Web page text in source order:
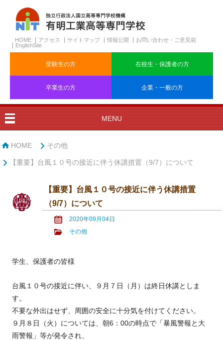
HOME アクセス サイトマップ 情報公開
お問い合わせ・ご意見箱
EnglishSite
受験生の方 在校生・保護者の方
卒業生の方 企業・一般の方
MENU
HOME その他
【重要】台風１０号の接近に伴う休講措置（9/7）について
【重要】台風１０号の接近に伴う休講措置
（9/7）について
2020年09月04日
その他
学生、保護者の皆様
台風１０号の接近に伴い、９月７日（月）は終日休講としま
す。
不要な外出はせず、周囲の安全に十分気を付けてください。
９月８日（火）については、朝6：00の時点で「暴風警報と大
雨警報」等が発令され、